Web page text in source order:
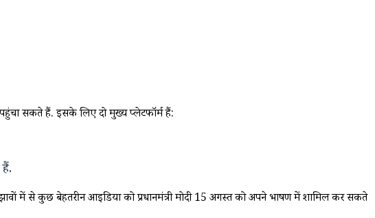
सकते हैं. इसके लिए दो मुख्य प्लेटफॉर्म हैं:
में से कुछ बेहतरीन आइडिया को प्रधानमंत्री मोदी 15 अगस्त को अपने भाषण में शामिल कर सकते